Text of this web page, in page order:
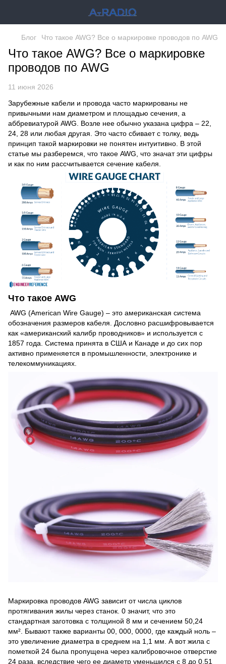
Блог Что такое AWG? Все о маркировке проводов по AWG
Что такое AWG? Все о маркировке
проводов по AWG
11 июня 2026
Зарубежные кабели и провода часто маркированы не
привычными нам диаметром и площадью сечения, а
аббревиатурой AWG. Возле нее обычно указана цифра – 22,
24, 28 или любая другая. Это часто сбивает с толку, ведь
принцип такой маркировки не понятен интуитивно. В этой
статье мы разберемся, что такое AWG, что значат эти цифры
и как по ним рассчитывается сечение кабеля.
Что такое AWG
AWG (American Wire Gauge) – это американская система
обозначения размеров кабеля. Дословно расшифровывается
как «американский калибр проводников» и используется с
1857 года. Система принята в США и Канаде и до сих пор
активно применяется в промышленности, электронике и
телекоммуникациях.
Маркировка проводов AWG зависит от числа циклов
протягивания жилы через станок. 0 значит, что это
стандартная заготовка с толщиной 8 мм и сечением 50,24
мм². Бывают также варианты 00, 000, 0000, где каждый ноль –
это увеличение диаметра в среднем на 1,1 мм. А вот жила с
пометкой 24 была пропущена через калибровочное отверстие
24 раза, вследствие чего ее диаметр уменьшился с 8 до 0.51